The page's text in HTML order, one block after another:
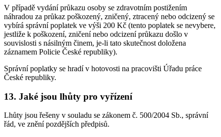
V případě vydání průkazu osoby se zdravotním postižením
náhradou za průkaz poškozený, zničený, ztracený nebo odcizený se
vybírá správní poplatek ve výši 200 Kč (tento poplatek se nevybere,
jestliže k poškození, zničení nebo odcizení průkazu došlo v
souvislosti s násilným činem, je-li tato skutečnost doložena
záznamem Policie České republiky).
Správní poplatky se hradí v hotovosti na pracovišti Úřadu práce
České republiky.
13. Jaké jsou lhůty pro vyřízení
Lhůty jsou řešeny v souladu se zákonem č. 500/2004 Sb., správní
řád, ve znění pozdějších předpisů.